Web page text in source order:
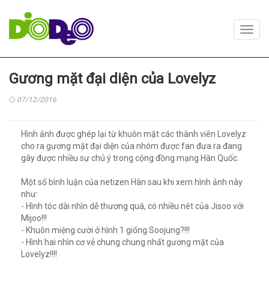
Gương mặt đại diện của Lovelyz
07/12/2016
Hình ảnh được ghép lại từ khuôn mặt các thành viên Lovelyz
cho ra gương mặt đại diện của nhóm được fan đưa ra đang
gây được nhiều sự chú ý trong cộng đồng mạng Hàn Quốc.
Một số bình luận của netizen Hàn sau khi xem hình ảnh này
như:
- Hình tóc dài nhìn dễ thương quá, có nhiều nét của Jisoo với
Mijoo!!!
- Khuôn miệng cười ở hình 1 giống Soojung?!!!
- Hình hai nhìn cơ vẻ chung chung nhất gương mặt của
Lovelyz!!!!